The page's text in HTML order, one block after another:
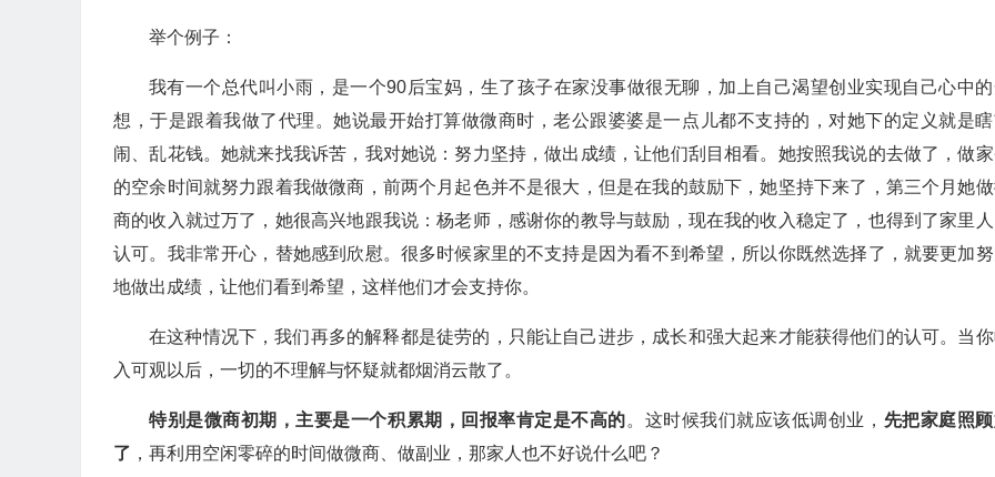
举个例子：
我有一个总代叫小雨，是一个90后宝妈，生了孩子在家没事做很无聊，加上自己渴望创业实现自己心中
想，于是跟着我做了代理。她说最开始打算做微商时，老公跟婆婆是一点儿都不支持的，对她下的定义就是瞎
闹、乱花钱。她就来找我诉苦，我对她说：努力坚持，做出成绩，让他们刮目相看。她按照我说的去做了，做
的空余时间就努力跟着我做微商，前两个月起色并不是很大，但是在我的鼓励下，她坚持下来了，第三个月她
商的收入就过万了，她很高兴地跟我说：杨老师，感谢你的教导与鼓励，现在我的收入稳定了，也得到了家里
认可。我非常开心，替她感到欣慰。很多时候家里的不支持是因为看不到希望，所以你既然选择了，就要更加努
地做出成绩，让他们看到希望，这样他们才会支持你。
在这种情况下，我们再多的解释都是徒劳的，只能让自己进步，成长和强大起来才能获得他们的认可。当
入可观以后，一切的不理解与怀疑就都烟消云散了。
特别是微商初期，主要是一个积累期，回报率肯定是不高的。这时候我们就应该低调创业， 先把家庭照
了 ，再利用空闲零碎的时间做微商、做副业，那家人也不好说什么吧？